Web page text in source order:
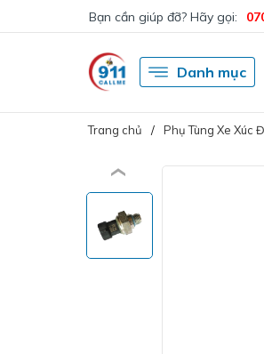
Bạn cần giúp đỡ? Hãy gọi:
Danh mục
Trang chủ Phụ Tùng Xe Xúc